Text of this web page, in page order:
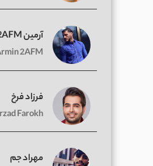
آرمین 2AFM
2AFM
فرزاد فرخ
Farokh
مهراد جم